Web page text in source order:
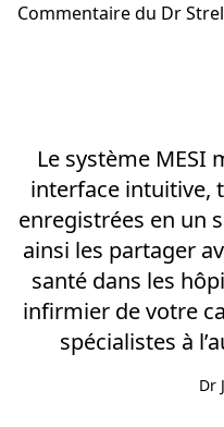
Commentaire du Dr
Le système MESI
interface intuitive,
enregistrées en un
ainsi les partager
santé dans les
infirmier de votre
spécialistes à
Dr